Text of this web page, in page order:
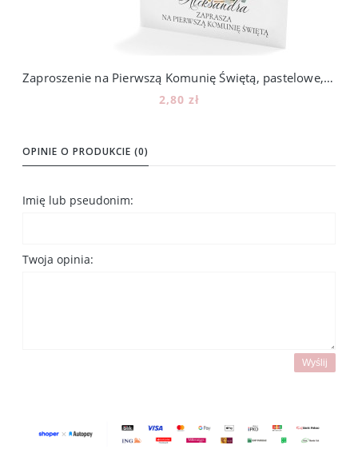
Zaproszenie na Pierwszą Komunię Świętą, pastelowe, dziewczynka 108_4
2,80 zł
OPINIE O PRODUKCIE (0)
Imię lub pseudonim:
Twoja opinia:
Wyślij